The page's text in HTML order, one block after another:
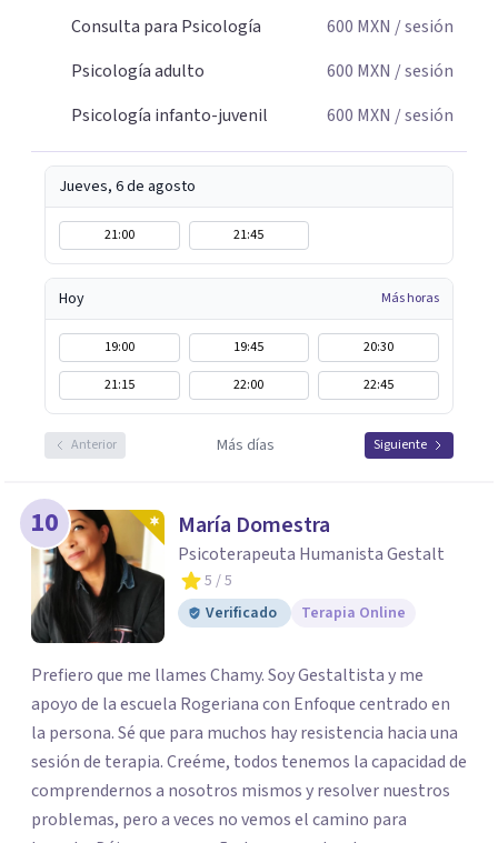
Consulta para Psicología
600 MXN / sesión
Psicología adulto
600 MXN / sesión
Psicología infanto-juvenil
600 MXN / sesión
Jueves, 6 de agosto
21:00 21:45
Hoy Más horas
19:00 19:45
20:30
21:15
22:00 22:45
Anterior Más días Siguiente
10 María Domestra
Psicoterapeuta Humanista Gestalt
5 / 5
Verificado
Terapia Online
Prefiero que me llames Chamy. Soy Gestaltista y me
apoyo de la escuela Rogeriana con Enfoque centrado en
la persona. Sé que para muchos hay resistencia hacia una
sesión de terapia. Creéme, todos tenemos la capacidad de
comprendernos a nosotros mismos y resolver nuestros
problemas, pero a veces no vemos el camino para